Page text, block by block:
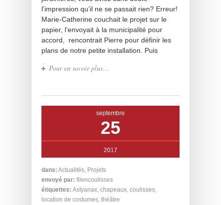
l’impression qu’il ne se passait rien? Erreur!
Marie-Catherine couchait le projet sur le
papier, l’envoyait à la municipalité pour
accord, rencontrait Pierre pour définir les
plans de notre petite installation. Puis
Pour en savoir plus…
septembre
25
2017
dans: Actualités, Projets
envoyé par: filencoulisses
étiquettes: Astyanax, chapeaux, coulisses,
location de costumes, théâtre